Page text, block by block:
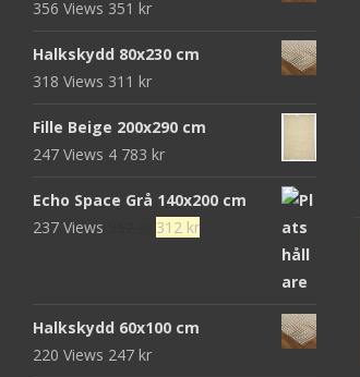
356 Views 351 kr
Halkskydd 80x230 cm
318 Views 311 kr
Fille Beige 200x290 cm
247 Views 4 783 kr
Echo Space Grå 140x200 cm
237 Views
Det
952 kr.
312 krDet
Halkskydd 60x100 cm
220 Views 247 kr